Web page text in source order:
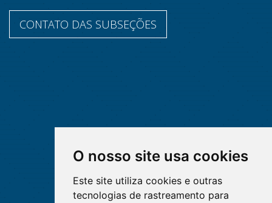
O nosso site usa cookies
Este site utiliza cookies e outras
tecnologias de rastreamento para
CONTATO DAS SUBSEÇÕES